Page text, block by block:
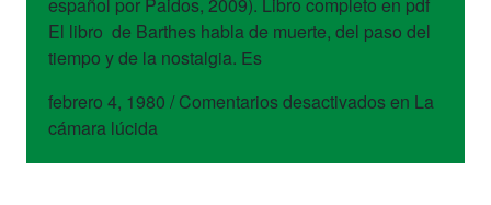
español por Paidos, 2009). Libro completo en pdf
El libro de Barthes habla de muerte, del paso del
tiempo y de la nostalgia. Es
febrero 4, 1980 / Comentarios desactivadosen La
cámara lúcida